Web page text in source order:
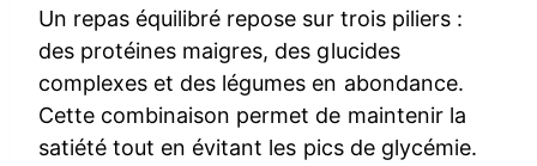
Un repas équilibré repose sur trois piliers :
des protéines maigres, des glucides
complexes et des légumes en abondance.
Cette combinaison permet de maintenir la
satiété tout en évitant les pics de glycémie.